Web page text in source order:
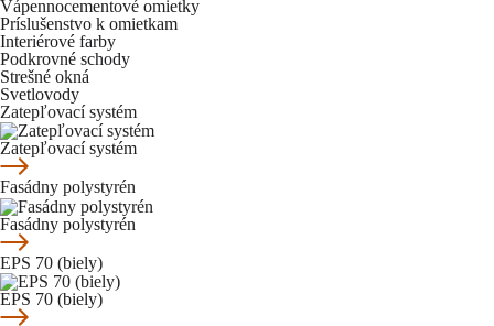
Vápennocementové omietky
Príslušenstvo k omietkam
Interiérové farby
Podkrovné schody
Strešné okná
Svetlovody
Zatepľovací systém
Zatepľovací systém
Fasádny polystyrén
Fasádny polystyrén
EPS 70 (biely)
EPS 70 (biely)